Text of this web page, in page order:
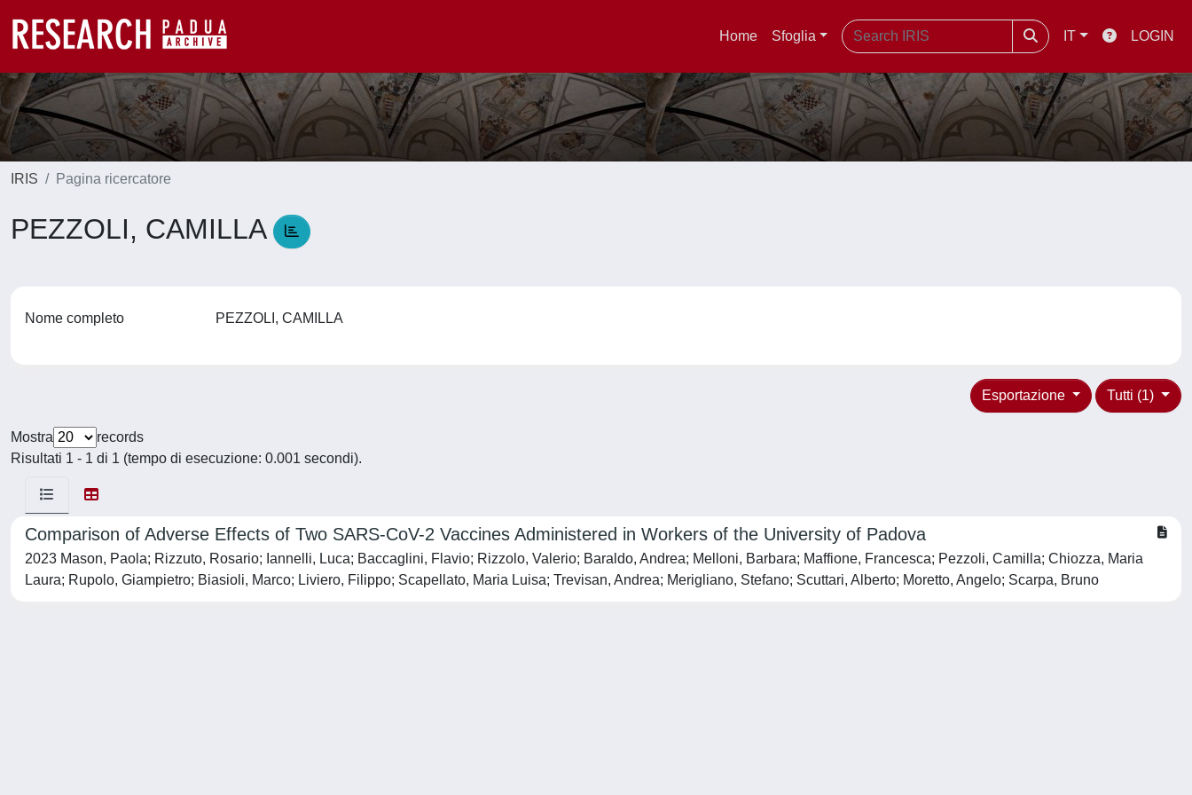
Home Sfoglia IT LOGIN
IRIS Pagina ricercatore
PEZZOLI, CAMILLA
Nome completo PEZZOLI, CAMILLA
Tutti (1)
Esportazione
Mostra
records
Risultati 1 - 1 di 1 (tempo di esecuzione: 0.001 secondi).
Comparison of Adverse Effects of Two SARS-CoV-2 Vaccines Administered in Workers of the University of Padova
2023 Mason, Paola; Rizzuto, Rosario; Iannelli, Luca; Baccaglini, Flavio; Rizzolo, Valerio; Baraldo, Andrea; Melloni, Barbara; Maffione, Francesca; Pezzoli, Camilla; Chiozza, Maria
Laura; Rupolo, Giampietro; Biasioli, Marco; Liviero, Filippo; Scapellato, Maria Luisa; Trevisan, Andrea; Merigliano, Stefano; Scuttari, Alberto; Moretto, Angelo; Scarpa, Bruno